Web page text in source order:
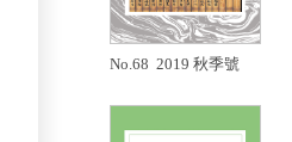
No.68 2019 秋季號